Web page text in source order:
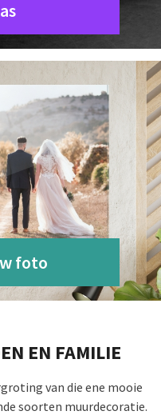
foto
EN FAMILIE
van die ene mooie
soorten muurdecoratie.